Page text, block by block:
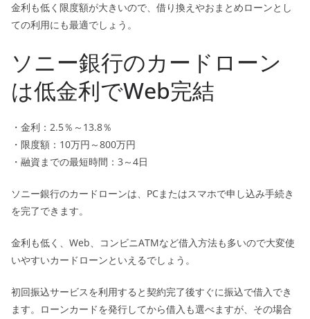
金利も低く限度額が大きいので、借り換えやおまとめローンとし
ての利用にも最適でしょう。
ソニー銀行のカードローン
は低金利でWeb完結
・金利：2.5％～13.8％
・限度額：10万円～800万円
・融資までの最短時間：3～4日
ソニー銀行のカードローンは、PCまたはスマホで申し込み手続き
を完了できます。
金利も低く、Web、コンビニATMなど借入方法も多いので大変使
いやすいカードローンといえるでしょう。
初回振込サービスを利用すると契約完了後すぐに振込で借入でき
ます。ローンカードを発行してから借入も選べますが、その場合